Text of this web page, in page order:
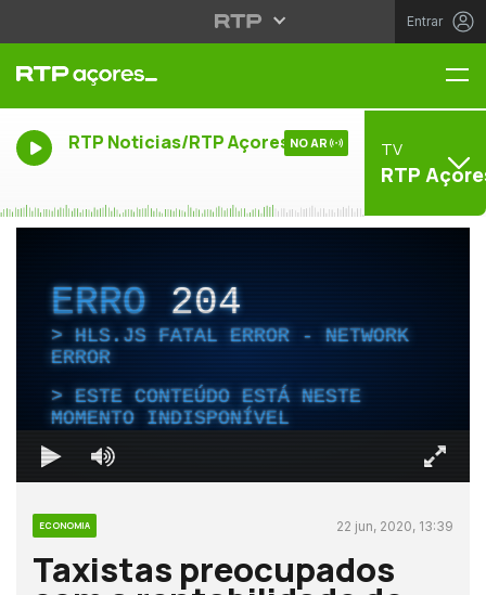
Entrar
RTP Noticias/RTP Açores NO AR TV
RTP
ERRO204
HLS.JS FATAL ERROR - NETWORK
ERROR
ESTE CONTEÚDO ESTÁ NESTE
MOMENTO INDISPONÍVEL
ECONOMIA 22 jun, 2020, 13:39
Taxistas preocupados